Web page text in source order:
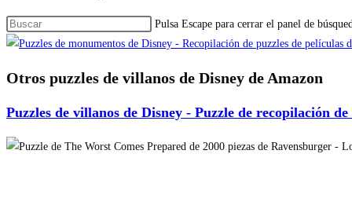
Pulsa Escape para cerrar el panel de
Otros puzzles de villanos de Disney de Amazon
Puzzles de villanos de Disney - Puzzle de recopilación